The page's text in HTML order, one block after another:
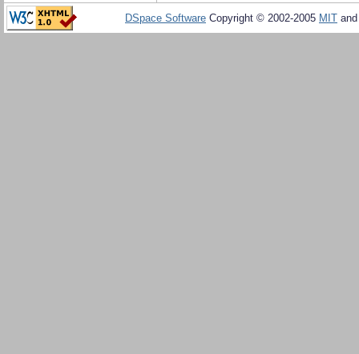
DSpace Software Copyright © 2002-2005 MIT